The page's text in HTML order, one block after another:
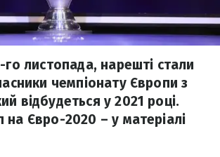
го листопада, нарешті стали
чемпіонату Європи з
відбудеться у 2021 році.
на Євро-2020 – у матеріалі